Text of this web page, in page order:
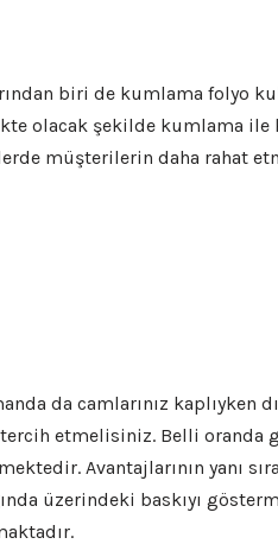
biri de kumlama folyo
olacak şekilde kumlama ile
müşterilerin daha rahat
da camlarınız kaplıyken
etmelisiniz. Belli oranda
Avantajlarının yanı
üzerindeki baskıyı